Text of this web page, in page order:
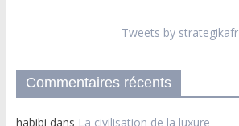
Tweets by strategikafr
Commentaires récents
habibi dans La civilisation de la luxure